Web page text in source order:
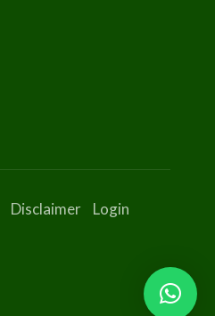
Disclaimer
Login